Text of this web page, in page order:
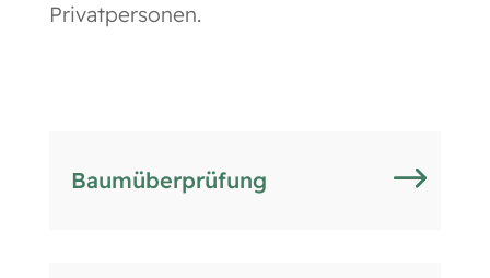
Privatpersonen.
Baumüberprüfung